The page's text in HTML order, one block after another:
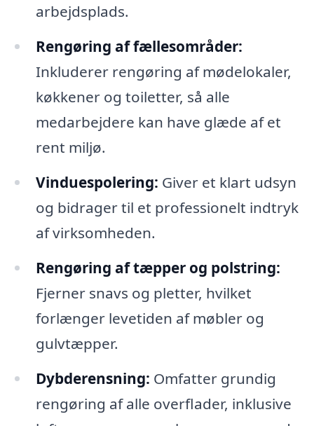
arbejdsplads.
Rengøring af fællesområder:
Inkluderer rengøring af mødelokaler,
køkkener og toiletter, så alle
medarbejdere kan have glæde af et
rent miljø.
Vinduespolering: Giver et klart udsyn
og bidrager til et professionelt indtryk
af virksomheden.
Rengøring af tæpper og polstring:
Fjerner snavs og pletter, hvilket
forlænger levetiden af møbler og
gulvtæpper.
Dybderensning: Omfatter grundig
rengøring af alle overflader, inklusive